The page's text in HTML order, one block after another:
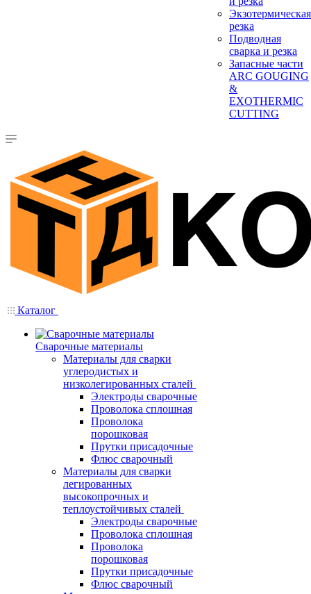
Экзотермическая
резка
Подводная
сварка и резка
Запасные части
ARC GOUGING
&
EXOTHERMIC
CUTTING
Каталог
Сварочные материалы
Материалы для сварки
углеродистых и
низколегированных сталей
Электроды сварочные
Проволока сплошная
Проволока
порошковая
Прутки присадочные
Флюс сварочный
Материалы для сварки
легированных
высокопрочных и
теплоустойчивых сталей
Электроды сварочные
Проволока сплошная
Проволока
порошковая
Прутки присадочные
Флюс сварочный